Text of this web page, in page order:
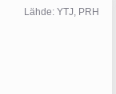
Lähde: YTJ, PRH